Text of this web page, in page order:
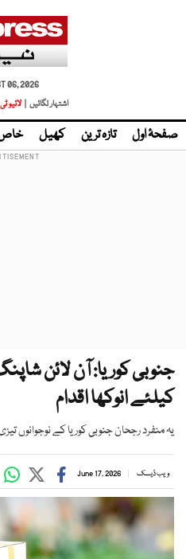
06, 2026
اشتہار لگائیں |
لائیو
صفحۂ اول تازہ ترین کھیل
جنوبی کوریا: آن لائن
کیلئے انوکھا اقدام
یہ منفرد رجحان جنوبی کوریا کے نوجوانوں
ویب ڈیسک June 17, 2026